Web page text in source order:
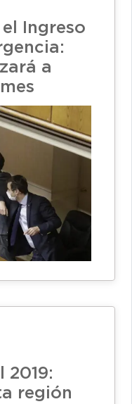
Ingreso
a
2019:
región